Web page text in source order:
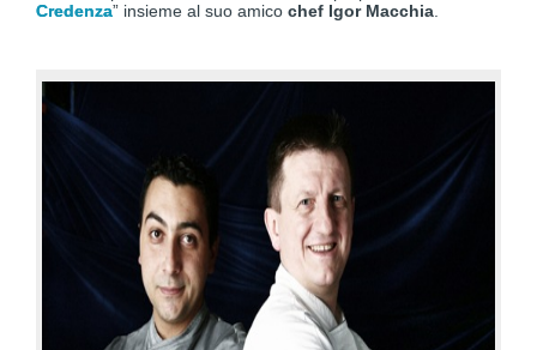
Credenza” insieme al suo amico chef Igor Macchia